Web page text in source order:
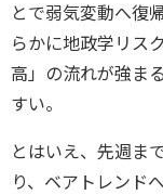
とで弱気変動へ復
らかに地政学リス
高」の流れが強ま
すい。
とはいえ、先週ま
り、ベアトレンド